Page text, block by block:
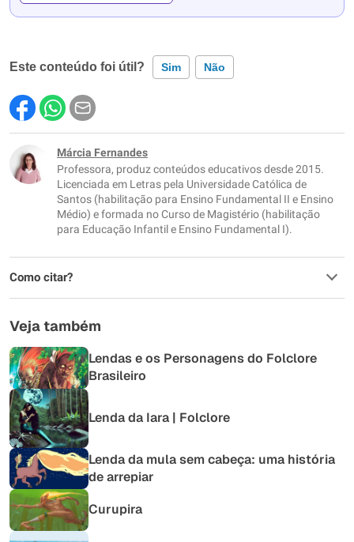
Este conteúdo foi útil? Sim Não
Este conteúdo contém informação incorreta
Este conteúdo não tem a informação que procuro
Outro
Márcia Fernandes
Professora, produz conteúdos educativos desde 2015.
Licenciada em Letras pela Universidade Católica de
Santos (habilitação para Ensino Fundamental II e Ensino
Médio) e formada no Curso de Magistério (habilitação
para Educação Infantil e Ensino Fundamental I).
Como citar?
Veja também
Lendas e os Personagens do Folclore
Brasileiro
Lenda da Iara | Folclore
Lenda da mula sem cabeça: uma história
de arrepiar
Curupira